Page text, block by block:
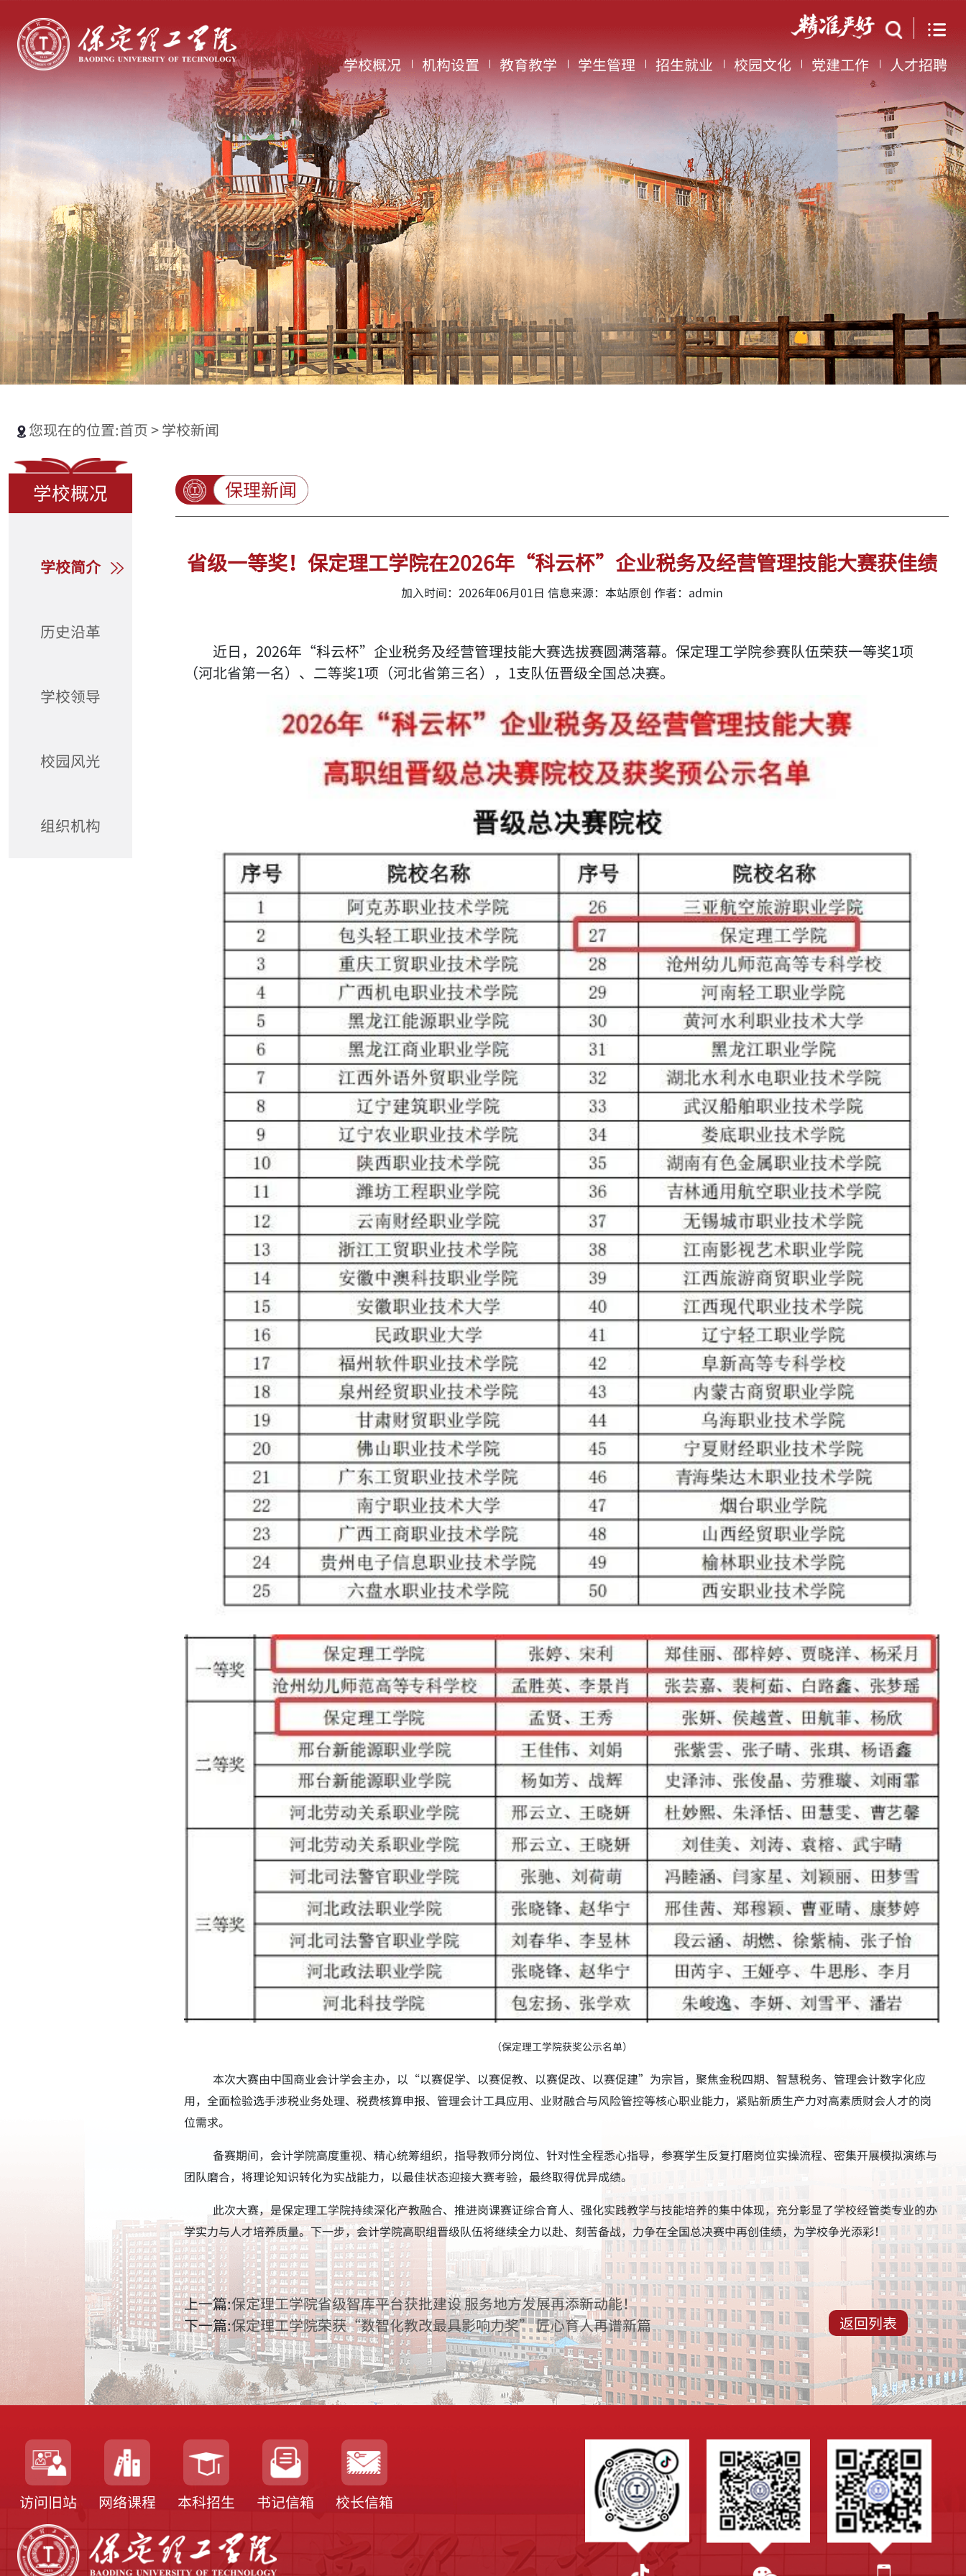
学校概况 机构设置 教育教学 学生管理 招生就业 校园文化 党建工作 人才招聘
您现在的位置:首页 > 学校新闻
学校概况
学校简介
历史沿革
学校领导
校园风光
组织机构
保理新闻
省级一等奖！保定理工学院在2026年“科云杯”企业税务及经营管理技能大赛获佳绩
加入时间：2026年06月01日 信息来源：本站原创 作者：admin
近日，2026年“科云杯”企业税务及经营管理技能大赛选拔赛圆满落幕。保定理工学院参赛队伍荣获一等奖1项
（河北省第一名）、二等奖1项（河北省第三名），1支队伍晋级全国总决赛。
（保定理工学院获奖公示名单）
本次大赛由中国商业会计学会主办，以“以赛促学、以赛促教、以赛促改、以赛促建”为宗旨，聚焦金税四期、智慧税务、管理会计数字化应
用，全面检验选手涉税业务处理、税费核算申报、管理会计工具应用、业财融合与风险管控等核心职业能力，紧贴新质生产力对高素质财会人才的岗
位需求。
备赛期间，会计学院高度重视、精心统筹组织，指导教师分岗位、针对性全程悉心指导，参赛学生反复打磨岗位实操流程、密集开展模拟演练与
团队磨合，将理论知识转化为实战能力，以最佳状态迎接大赛考验，最终取得优异成绩。
此次大赛，是保定理工学院持续深化产教融合、推进岗课赛证综合育人、强化实践教学与技能培养的集中体现，充分彰显了学校经管类专业的办
学实力与人才培养质量。下一步，会计学院高职组晋级队伍将继续全力以赴、刻苦备战，力争在全国总决赛中再创佳绩，为学校争光添彩！
上一篇:保定理工学院省级智库平台获批建设 服务地方发展再添新动能！
下一篇:保定理工学院荣获“数智化教改最具影响力奖” 匠心育人再谱新篇 返回列表
访问旧站 网络课程 本科招生 书记信箱 校长信箱